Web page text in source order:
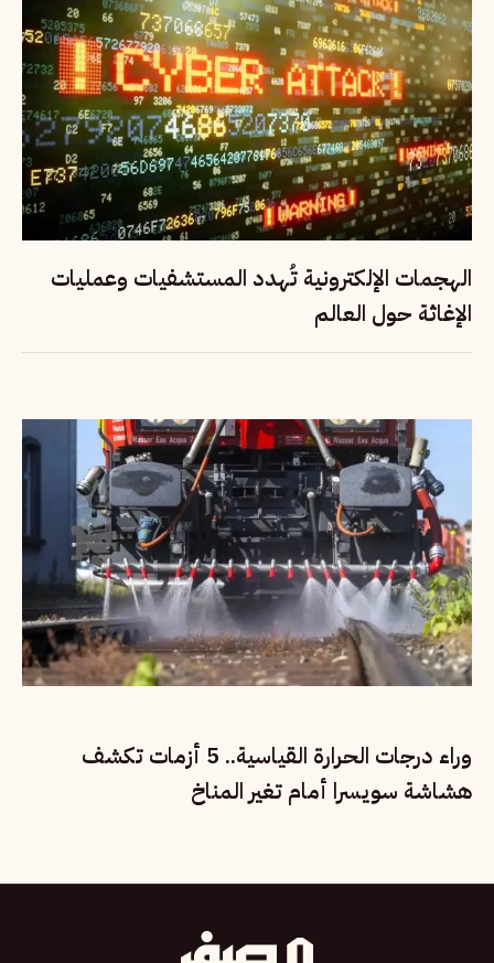
الهجمات الإلكترونية تُهدد المستشفيات وعمليات
الإغاثة حول العالم
وراء درجات الحرارة القياسية.. 5 أزمات تكشف
هشاشة سويسرا أمام تغير المناخ